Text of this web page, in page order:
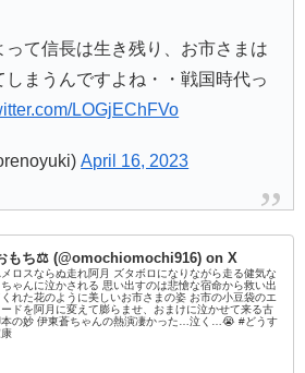
って信長は生き残り、お市さまは
まうんですよね・・戦国時代っ
LOGjEChFVo
April 16, 2023
もち⚖ (@omochiomochi916) on X
メロスならぬ走れ阿月 ズタボロになりながら走る健気な
ゃんに泣かされる 思い出すのは悲愴な宿命から救い出
くれた花のように美しいお市さまの姿 お市の小豆袋のエ
ードを阿月に変えて膨らませ、おまけに泣かせて来る古
本の妙 伊東蒼ちゃんの熱演凄かった…泣く…😭 #どうす